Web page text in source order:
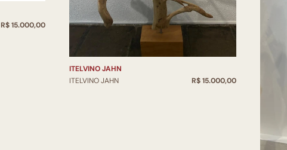
R$ 15.000,00
ITELVINO JAHN
ITELVINO JAHN
R$ 15.000,00